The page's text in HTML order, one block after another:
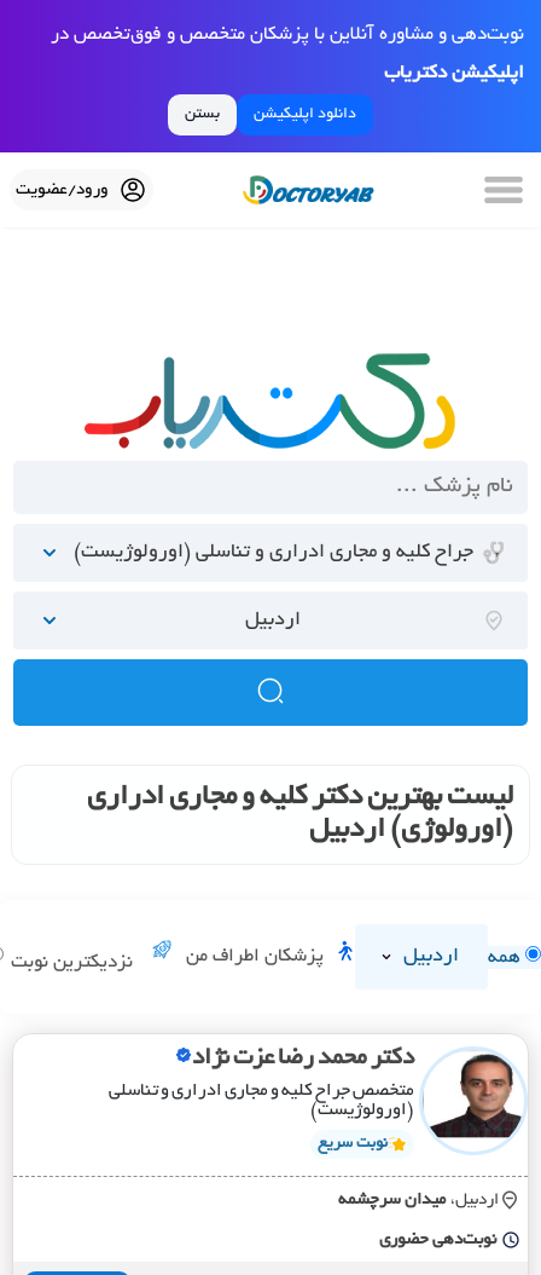
نوبت‌دهی و مشاوره آنلاین با پزشکان متخصص و فوق‌تخصص در
اپلیکیشن دکتریاب
دانلود اپلیکیشن بستن
ورود/عضویت
جراح کلیه و مجاری ادراری و تناسلی (اورولوژیست)
اردبیل
لیست بهترین دکتر کلیه و مجاری ادراری
(اورولوژی) اردبیل
همه اردبیل پزشکان اطراف من نزدیکترین نوبت
دکتر محمد رضا عزت نژاد
متخصص جراح کلیه و مجاری ادراری و تناسلی
(اورولوژیست)
نوبت سریع
اردبیل، ميدان سرچشمه
نوبت‌دهی حضوری